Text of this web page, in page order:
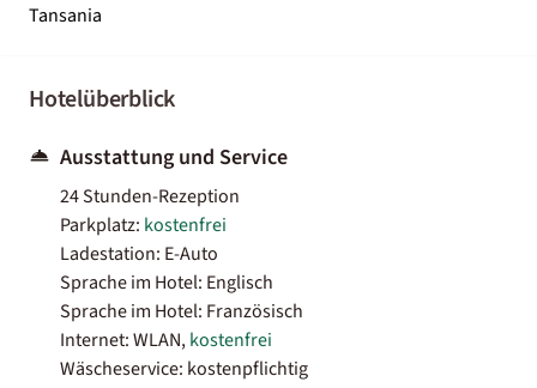
Tansania
Hotelüberblick
Ausstattung und Service
24 Stunden-Rezeption
Parkplatz: kostenfrei
Ladestation: E-Auto
Sprache im Hotel: Englisch
Sprache im Hotel: Französisch
Internet: WLAN,kostenfrei
Wäscheservice: kostenpflichtig